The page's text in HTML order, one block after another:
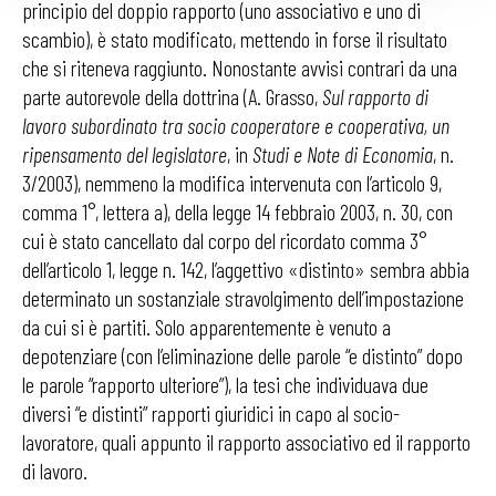
principio del doppio rapporto (uno associativo e uno di
scambio), è stato modificato, mettendo in forse il risultato
che si riteneva raggiunto. Nonostante avvisi contrari da una
parte autorevole della dottrina (A. Grasso, Sul rapporto di
lavoro subordinato tra socio cooperatore e cooperativa, un
ripensamento del legislatore, in Studi e Note di Economia, n.
3/2003), nemmeno la modifica intervenuta con l’articolo 9,
comma 1°, lettera a), della legge 14 febbraio 2003, n. 30, con
cui è stato cancellato dal corpo del ricordato comma 3°
dell’articolo 1, legge n. 142, l’aggettivo «distinto» sembra abbia
determinato un sostanziale stravolgimento dell’impostazione
da cui si è partiti. Solo apparentemente è venuto a
depotenziare (con l’eliminazione delle parole “e distinto” dopo
le parole “rapporto ulteriore”), la tesi che individuava due
diversi “e distinti” rapporti giuridici in capo al socio-
lavoratore, quali appunto il rapporto associativo ed il rapporto
di lavoro.